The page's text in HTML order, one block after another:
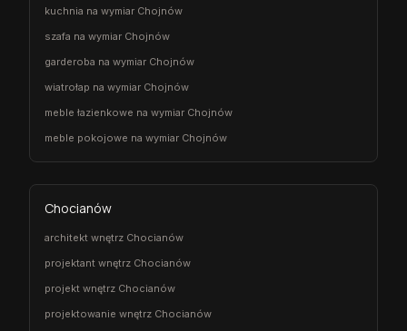
kuchnia na wymiar Chojnów
szafa na wymiar Chojnów
garderoba na wymiar Chojnów
wiatrołap na wymiar Chojnów
meble łazienkowe na wymiar Chojnów
meble pokojowe na wymiar Chojnów
Chocianów
architekt wnętrz Chocianów
projektant wnętrz Chocianów
projekt wnętrz Chocianów
projektowanie wnętrz Chocianów